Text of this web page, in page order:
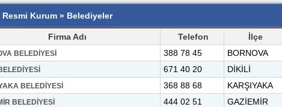
Resmi Kurum » Belediyeler
Firma Adı Telefon İlçe
BELEDİYESİ 388 78 45 BORNOVA
671 40 20 DİKİLİ
BELEDİYESİ 368 88 68 KARŞIYAKA
BELEDİYESİ 444 02 51 GAZİEMİR